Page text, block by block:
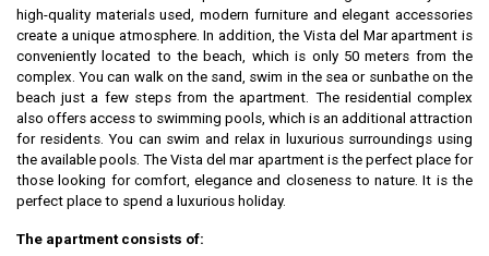
high-quality materials used, modern furniture and elegant accessories
create a unique atmosphere. In addition, the Vista del Mar apartment is
conveniently located to the beach, which is only 50 meters from the
complex. You can walk on the sand, swim in the sea or sunbathe on the
beach just a few steps from the apartment. The residential complex
also offers access to swimming pools, which is an additional attraction
for residents. You can swim and relax in luxurious surroundings using
the available pools. The Vista del mar apartment is the perfect place for
those looking for comfort, elegance and closeness to nature. It is the
perfect place to spend a luxurious holiday.
The apartment consists of: